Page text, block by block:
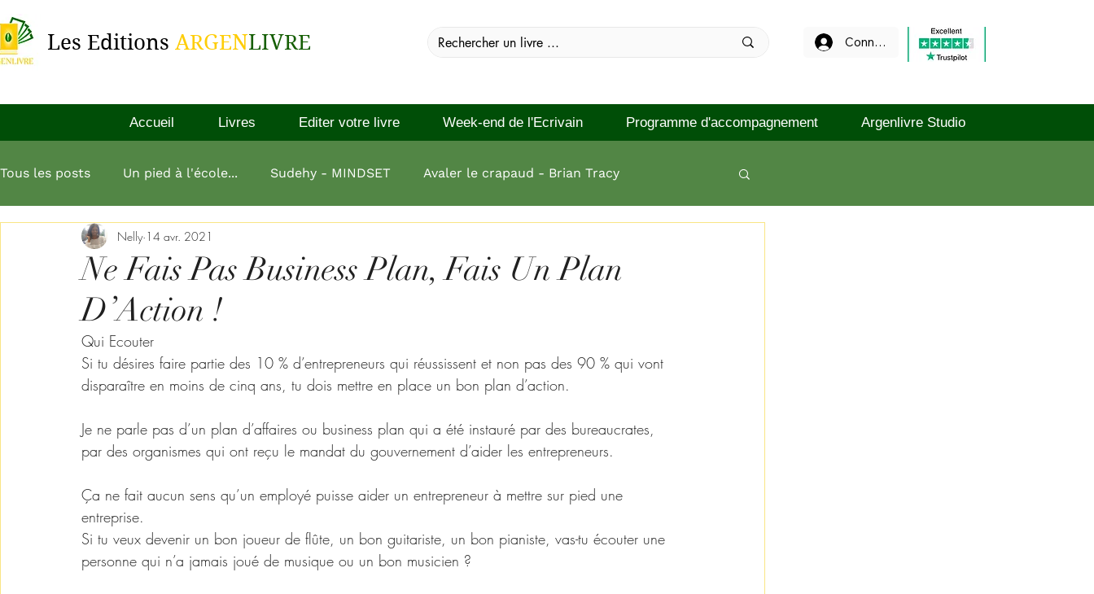
Les Editions ARGENLIVRE Connexion
Accueil Livres Editer votre livre Week-end de l'Ecrivain Programme d'accompagnement Argenlivre Studio
Tous les posts Un pied à l'école... Sudehy - MINDSET Avaler le crapaud - Brian Tracy
L'esprit millionnaire Aliko Dangote
L homme le plus riche de babylone
Ne Fais Pas Business Plan, Fais Un Plan
D’Action !
Nelly 14 avr. 2021
Qui Ecouter
Si tu désires faire partie des 10 % d’entrepreneurs qui réussissent et non pas des 90 % qui vont
disparaître en moins de cinq ans, tu dois mettre en place un bon plan d’action.
Je ne parle pas d’un plan d’affaires ou business plan qui a été instauré par des bureaucrates,
par des organismes qui ont reçu le mandat du gouvernement d’aider les entrepreneurs.
Ça ne fait aucun sens qu’un employé puisse aider un entrepreneur à mettre sur pied une
entreprise.
Si tu veux devenir un bon joueur de flûte, un bon guitariste, un bon pianiste, vas-tu écouter une
personne qui n’a jamais joué de musique ou un bon musicien ?